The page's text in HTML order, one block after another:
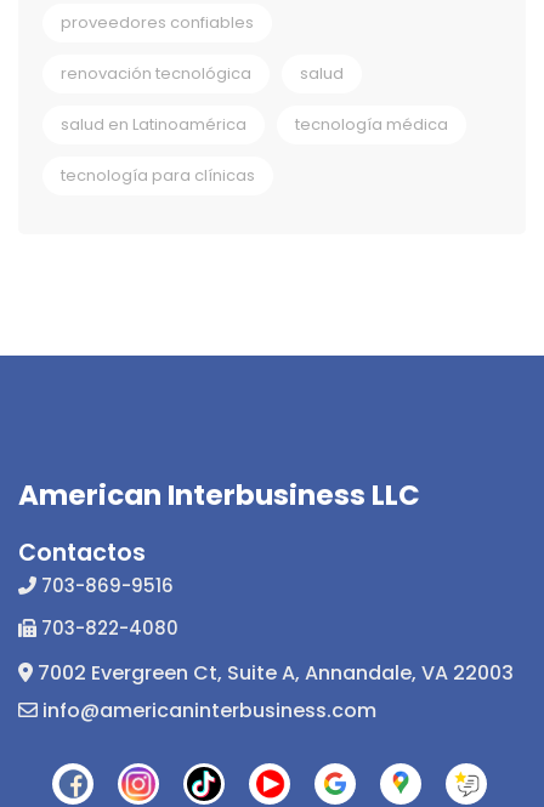
proveedores confiables
renovación tecnológica salud
salud en Latinoamérica tecnología médica
tecnología para clínicas
American Interbusiness LLC
Contactos
703-869-9516
703-822-4080
7002 Evergreen Ct, Suite A, Annandale, VA 22003
info@americaninterbusiness.com